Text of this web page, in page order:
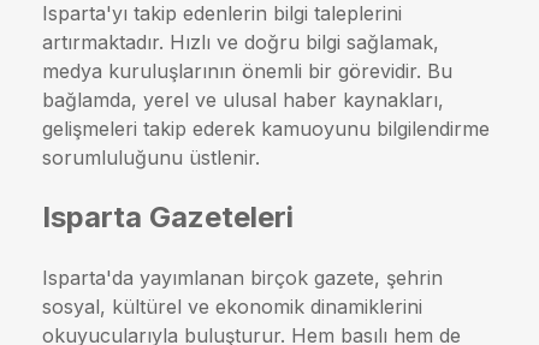
Isparta'yı takip edenlerin bilgi taleplerini
artırmaktadır. Hızlı ve doğru bilgi sağlamak,
medya kuruluşlarının önemli bir görevidir. Bu
bağlamda, yerel ve ulusal haber kaynakları,
gelişmeleri takip ederek kamuoyunu bilgilendirme
sorumluluğunu üstlenir.
Isparta Gazeteleri
Isparta'da yayımlanan birçok gazete, şehrin
sosyal, kültürel ve ekonomik dinamiklerini
okuyucularıyla buluşturur. Hem basılı hem de